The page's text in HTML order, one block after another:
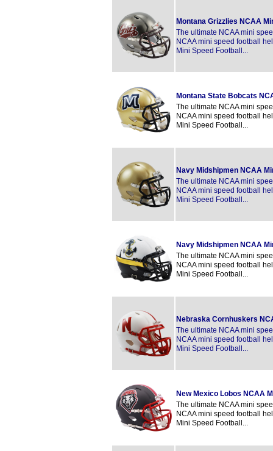
Montana Grizzlies NCAA
The ultimate NCAA mini
NCAA mini speed football
Mini Speed Football...
Montana State Bobcats
The ultimate NCAA mini
NCAA mini speed football
Mini Speed Football...
Navy Midshipmen NCAA
The ultimate NCAA mini
NCAA mini speed football
Mini Speed Football...
Navy Midshipmen NCAA
The ultimate NCAA mini
NCAA mini speed football
Mini Speed Football...
Nebraska Cornhuskers
The ultimate NCAA mini
NCAA mini speed football
Mini Speed Football...
New Mexico Lobos NCAA
The ultimate NCAA mini
NCAA mini speed football
Mini Speed Football...